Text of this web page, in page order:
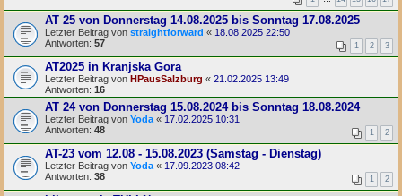
AT 25 von Donnerstag 14.08.2025 bis Sonntag 17.08.2025
Letzter Beitrag von straightforward « 18.08.2025 22:50
Antworten: 57 1 2 3
AT2025 in Kranjska Gora
Letzter Beitrag von HPausSalzburg « 21.02.2025 13:49
Antworten: 16
AT 24 von Donnerstag 15.08.2024 bis Sonntag 18.08.2024
Letzter Beitrag von Yoda « 17.02.2025 10:31
Antworten: 48 1 2
AT-23 vom 12.08 - 15.08.2023 (Samstag - Dienstag)
Letzter Beitrag von Yoda « 17.09.2023 08:42
Antworten: 38 1 2